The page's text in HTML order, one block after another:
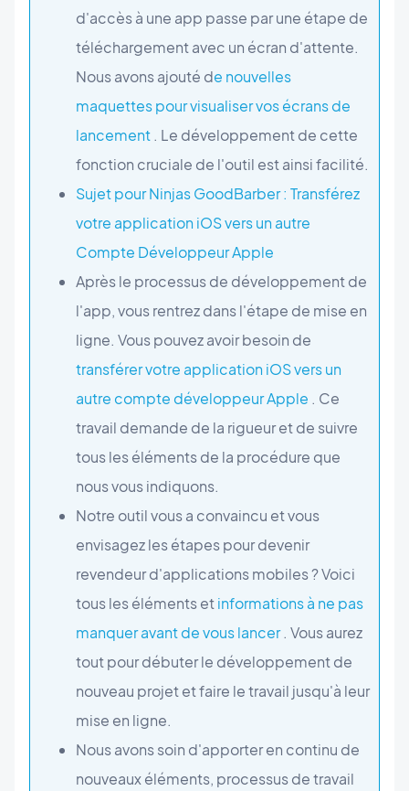
d'accès à une app passe par une étape de
téléchargement avec un écran d'attente.
Nous avons ajouté de nouvelles
maquettes pour visualiser vos écrans de
lancement. Le développement de cette
fonction cruciale de l'outil est ainsi facilité.
Sujet pour Ninjas GoodBarber : Transférez
votre application iOS vers un autre
Compte Développeur Apple
Après le processus de développement de
l'app, vous rentrez dans l'étape de mise en
ligne. Vous pouvez avoir besoin de
transférer votre application iOS vers un
autre compte développeur Apple . Ce
travail demande de la rigueur et de suivre
tous les éléments de la procédure que
nous vous indiquons.
Notre outil vous a convaincu et vous
envisagez les étapes pour devenir
revendeur d'applications mobiles ? Voici
tous les éléments etinformations à ne pas
manquer avant de vous lancer. Vous aurez
tout pour débuter le développement de
nouveau projet et faire le travail jusqu'à leur
mise en ligne.
Nous avons soin d'apporter en continu de
nouveaux éléments, processus de travail